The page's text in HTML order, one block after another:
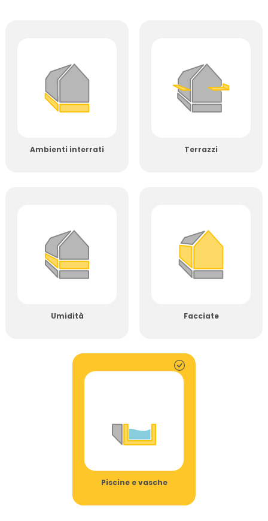
Ambienti interrati Terrazzi
Umidità Facciate
Piscine e vasche